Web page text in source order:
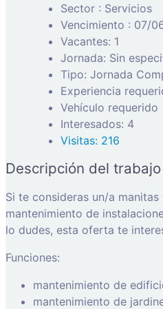
Sector : Servicios
Vencimiento : 07/
Vacantes: 1
Jornada: Sin
Tipo: Jornada
Experiencia
Vehículo requerido
Interesados: 4
Visitas: 216
Descripción del trabajo
Si te consideras un/a
mantenimiento de
lo dudes, esta oferta te
Funciones:
mantenimiento de
mantenimiento de